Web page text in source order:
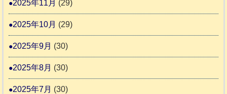
2025年11月 (29)
2025年10月 (29)
2025年9月 (30)
2025年8月 (30)
2025年7月 (30)